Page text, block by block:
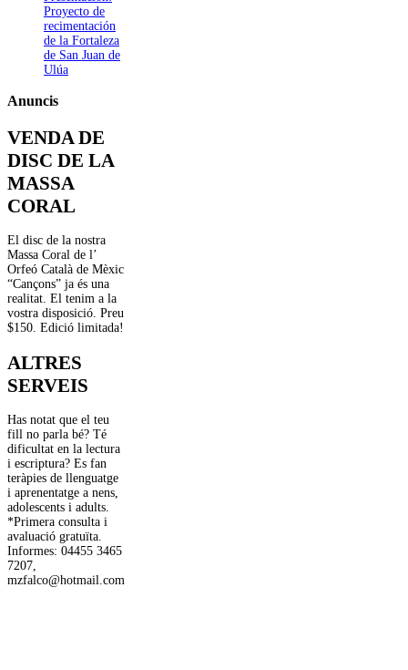
Proyecto de
recimentación
de la Fortaleza
de San Juan de
Ulúa
Anuncis
VENDA DE
DISC DE LA
MASSA
CORAL
El disc de la nostra
Massa Coral de l’
Orfeó Català de Mèxic
“Cançons” ja és una
realitat. El tenim a la
vostra disposició. Preu
$150. Edició limitada!
ALTRES
SERVEIS
Has notat que el teu
fill no parla bé? Té
dificultat en la lectura
i escriptura? Es fan
teràpies de llenguatge
i aprenentatge a nens,
adolescents i adults.
*Primera consulta i
avaluació gratuïta.
Informes: 04455 3465
7207,
mzfalco@hotmail.com